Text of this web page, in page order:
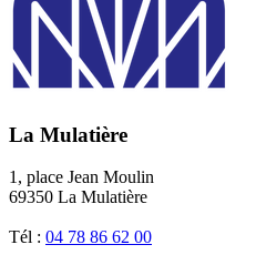
La Mulatière
1, place Jean Moulin
69350 La Mulatière
Tél : 04 78 86 62 00